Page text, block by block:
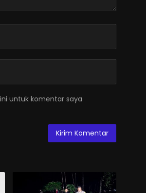
untuk komentar saya